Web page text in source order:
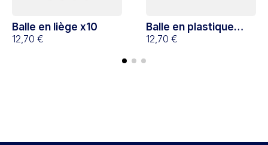
Balle en liège x10
12,70 €
Balle en plastique
blanche x10
12,70 €